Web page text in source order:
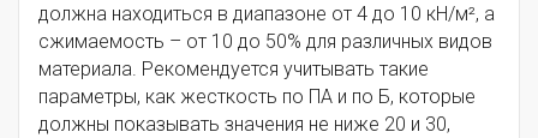
должна находиться в диапазоне от 4 до 10 кН/м², а
сжимаемость – от 10 до 50% для различных видов
материала. Рекомендуется учитывать такие
параметры, как жесткость по ПА и по Б, которые
должны показывать значения не ниже 20 и 30,